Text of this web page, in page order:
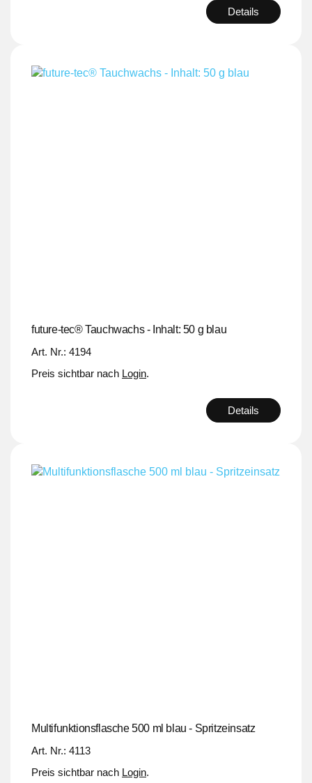
Details
future-tec® Tauchwachs - Inhalt: 50 g blau
Art. Nr.: 4194
Preis sichtbar nach Login.
Details
Multifunktionsflasche 500 ml blau - Spritzeinsatz
Art. Nr.: 4113
Preis sichtbar nach Login.